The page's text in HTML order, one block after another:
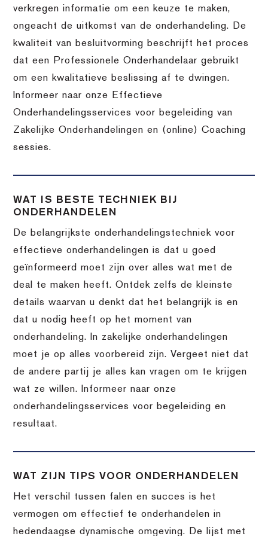
verkregen informatie om een keuze te maken,
ongeacht de uitkomst van de onderhandeling. De
kwaliteit van besluitvorming beschrijft het proces
dat een Professionele Onderhandelaar gebruikt
om een kwalitatieve beslissing af te dwingen.
Informeer naar onze Effectieve
Onderhandelingsservices voor begeleiding van
Zakelijke Onderhandelingen en (online) Coaching
sessies.
WAT IS BESTE TECHNIEK BIJ
ONDERHANDELEN
De belangrijkste onderhandelingstechniek voor
effectieve onderhandelingen is dat u goed
geïnformeerd moet zijn over alles wat met de
deal te maken heeft. Ontdek zelfs de kleinste
details waarvan u denkt dat het belangrijk is en
dat u nodig heeft op het moment van
onderhandeling. In zakelijke onderhandelingen
moet je op alles voorbereid zijn. Vergeet niet dat
de andere partij je alles kan vragen om te krijgen
wat ze willen. Informeer naar onze
onderhandelingsservices voor begeleiding en
resultaat.
WAT ZIJN TIPS VOOR ONDERHANDELEN
Het verschil tussen falen en succes is het
vermogen om effectief te onderhandelen in
hedendaagse dynamische omgeving. De lijst met